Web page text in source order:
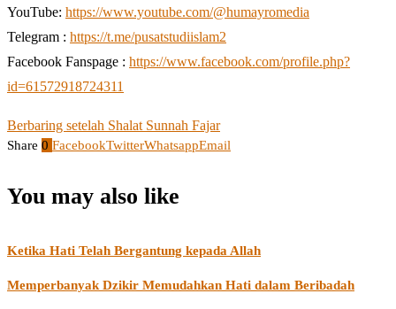
YouTube: https://www.youtube.com/@humayromedia
Telegram : https://t.me/pusatstudiislam2
Facebook Fanspage : https://www.facebook.com/profile.php?
id=61572918724311
Berbaring setelah Shalat Sunnah Fajar
Share 0 FacebookTwitterWhatsappEmail
You may also like
Ketika Hati Telah Bergantung kepada Allah
Memperbanyak Dzikir Memudahkan Hati dalam Beribadah